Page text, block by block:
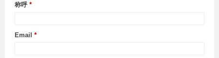
称呼
Email